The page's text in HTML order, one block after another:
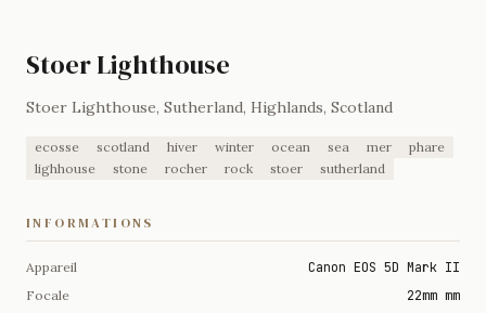
Stoer Lighthouse
Stoer Lighthouse, Sutherland, Highlands, Scotland
ecosse scotland hiver winter ocean sea mer
phare
lighhouse
stone rocher rock stoer sutherland
INFORMATIONS
Appareil Canon EOS 5D Mark II
Focale 22mm mm